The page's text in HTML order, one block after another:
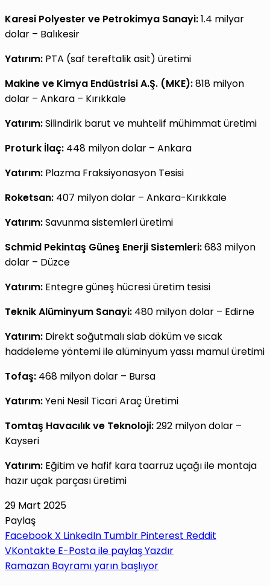
Karesi Polyester ve Petrokimya Sanayi:1.4 milyar
dolar – Balıkesir
Yatırım: PTA (saf tereftalik asit) üretimi
Makine ve Kimya Endüstrisi A.Ş. (MKE):818 milyon
dolar – Ankara – Kırıkkale
Yatırım:Silindirik barut ve muhtelif mühimmat üretimi
Proturk İlaç: 448 milyon dolar – Ankara
Yatırım: Plazma Fraksiyonasyon Tesisi
Roketsan: 407 milyon dolar – Ankara-Kırıkkale
Yatırım:Savunma sistemleri üretimi
Schmid Pekintaş Güneş Enerji Sistemleri:683 milyon
dolar – Düzce
Yatırım: Entegre güneş hücresi üretim tesisi
Teknik Alüminyum Sanayi: 480 milyon dolar – Edirne
Yatırım: Direkt soğutmalı slab döküm ve sıcak
haddeleme yöntemi ile alüminyum yassı mamul üretimi
Tofaş: 468 milyon dolar – Bursa
Yatırım:Yeni Nesil Ticari Araç Üretimi
Tomtaş Havacılık ve Teknoloji:292 milyon dolar –
Kayseri
Yatırım: Eğitim ve hafif kara taarruz uçağı ile montaja
hazır uçak parçası üretimi
29 Mart 2025
Paylaş
Facebook X LinkedIn Tumblr Pinterest Reddit
VKontakte E-Posta ile paylaşYazdır
Ramazan Bayramı yarın başlıyor